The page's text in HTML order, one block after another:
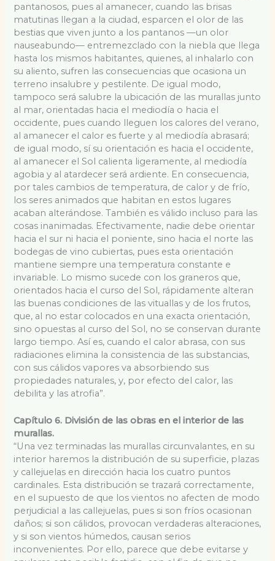
pantanosos, pues al amanecer, cuando las brisas
matutinas llegan a la ciudad, esparcen el olor de las
bestias que viven junto a los pantanos —un olor
nauseabundo— entremezclado con la niebla que llega
hasta los mismos habitantes, quienes, al inhalarlo con
su aliento, sufren las consecuencias que ocasiona un
terreno insalubre y pestilente. De igual modo,
tampoco será salubre la ubicación de las murallas junto
al mar, orientadas hacia el mediodía o hacia el
occidente, pues cuando lleguen los calores del verano,
al amanecer el calor es fuerte y al mediodía abrasará;
de igual modo, sí su orientación es hacia el occidente,
al amanecer el Sol calienta ligeramente, al mediodía
agobia y al atardecer será ardiente. En consecuencia,
por tales cambios de temperatura, de calor y de frío,
los seres animados que habitan en estos lugares
acaban alterándose. También es válido incluso para las
cosas inanimadas. Efectivamente, nadie debe orientar
hacia el sur ni hacia el poniente, sino hacia el norte las
bodegas de vino cubiertas, pues esta orientación
mantiene siempre una temperatura constante e
invariable. Lo mismo sucede con los graneros que,
orientados hacia el curso del Sol, rápidamente alteran
las buenas condiciones de las vituallas y de los frutos,
que, al no estar colocados en una exacta orientación,
sino opuestas al curso del Sol, no se conservan durante
largo tiempo. Así es, cuando el calor abrasa, con sus
radiaciones elimina la consistencia de las substancias,
con sus cálidos vapores va absorbiendo sus
propiedades naturales, y, por efecto del calor, las
debilita y las atrofia”.
Capítulo 6. División de las obras en el interior de las
murallas.
“Una vez terminadas las murallas circunvalantes, en su
interior haremos la distribución de su superficie, plazas
y callejuelas en dirección hacia los cuatro puntos
cardinales. Esta distribución se trazará correctamente,
en el supuesto de que los vientos no afecten de modo
perjudicial a las callejuelas, pues si son fríos ocasionan
daños; si son cálidos, provocan verdaderas alteraciones,
y si son vientos húmedos, causan serios
inconvenientes. Por ello, parece que debe evitarse y